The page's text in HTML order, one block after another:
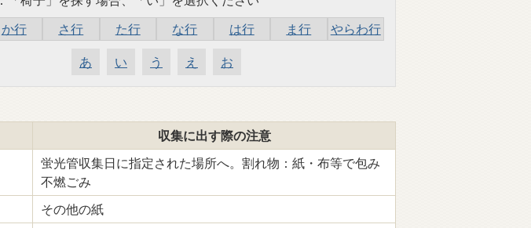
か行 さ行 た行 な行 は行 ま行 やらわ行
あ い う え お
収集に出す際の注意
蛍光管収集日に指定された場所へ。割れ物：紙・布等で包み
不燃ごみ
その他の紙